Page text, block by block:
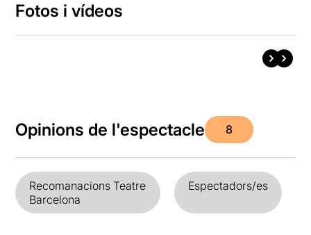
Fotos i vídeos
Opinions de l'espectacle 8
Recomanacions Teatre
Barcelona
Espectadors/es